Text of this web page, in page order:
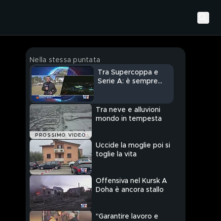
Nella stessa puntata
Tra Supercoppa e
Serie A: è sempre
PROSSIMO VIDEO
Tra neve e alluvioni
mondo in tempesta
Uccide la moglie poi si
toglie la vita
Offensiva nel Kursk A
Doha è ancora stallo
"Garantire lavoro e